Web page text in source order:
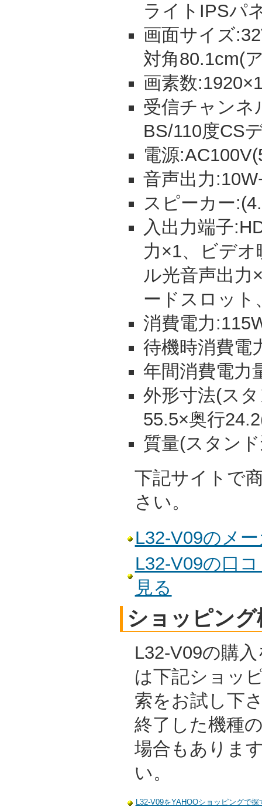
ライトIPSパ
画面サイズ
対角80.1cm(
画素数
受信チャンネ
BS/110度CS
電源
音声出力
スピーカー
入出力端子
力×1、ビデ
ル光音声出力
ードスロット
消費電力
待機時消費電
年間消費電力
外形寸法(ス
55.5×奥行
質量(スタン
下記サイトで
さい。
L32-V09のメ
L32-V09の口
見る
ショッピング
L32-V09の購
は下記ショッ
索をお試し下
終了した機種
場合もありま
い。
L32-V09をYAHOOショッピングで探